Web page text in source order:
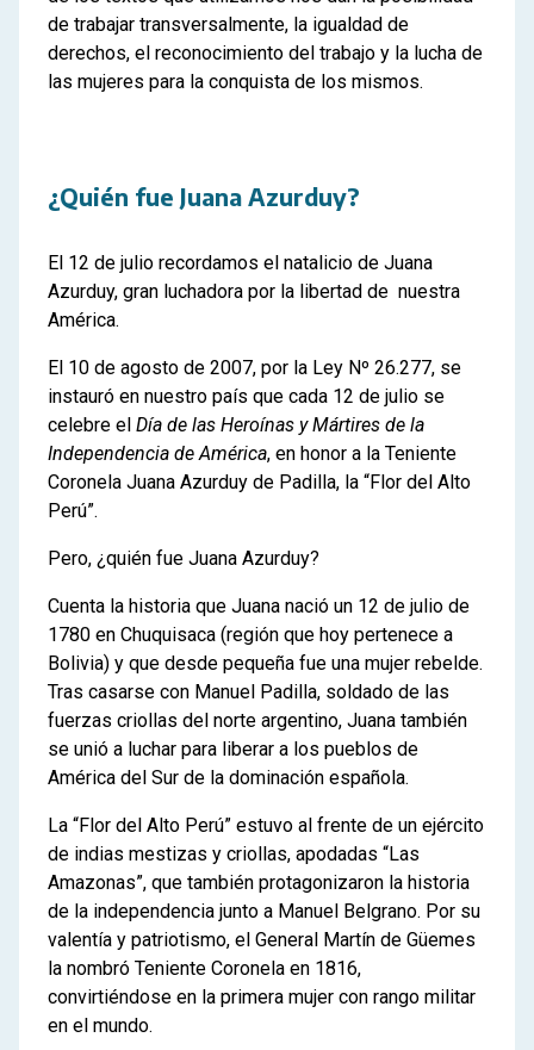
de trabajar transversalmente, la igualdad de
derechos, el reconocimiento del trabajo y la lucha de
las mujeres para la conquista de los mismos.
¿Quién fue Juana Azurduy?
El 12 de julio recordamos el natalicio de Juana
Azurduy, gran luchadora por la libertad de nuestra
América.
El 10 de agosto de 2007, por la Ley Nº 26.277, se
instauró en nuestro país que cada 12 de julio se
celebre el Día de las Heroínas y Mártires de la
Independencia de América, en honor a la Teniente
Coronela Juana Azurduy de Padilla, la “Flor del Alto
Perú”.
Pero, ¿quién fue Juana Azurduy?
Cuenta la historia que Juana nació un 12 de julio de
1780 en Chuquisaca (región que hoy pertenece a
Bolivia) y que desde pequeña fue una mujer rebelde.
Tras casarse con Manuel Padilla, soldado de las
fuerzas criollas del norte argentino, Juana también
se unió a luchar para liberar a los pueblos de
América del Sur de la dominación española.
La “Flor del Alto Perú” estuvo al frente de un ejército
de indias mestizas y criollas, apodadas “Las
Amazonas”, que también protagonizaron la historia
de la independencia junto a Manuel Belgrano. Por su
valentía y patriotismo, el General Martín de Güemes
la nombró Teniente Coronela en 1816,
convirtiéndose en la primera mujer con rango militar
en el mundo.